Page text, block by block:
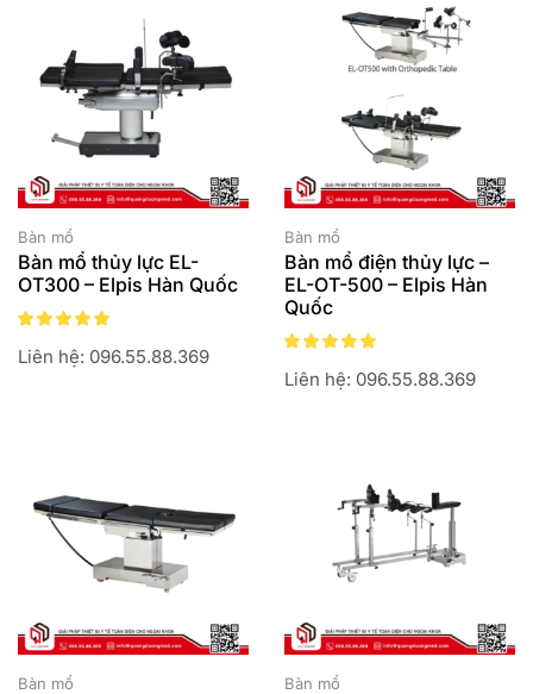
Bàn mổ
Bàn mổ thủy lực EL-
OT300 – Elpis Hàn Quốc
Liên hệ: 096.55.88.369
Bàn mổ
Bàn mổ điện thủy lực –
EL-OT-500 – Elpis Hàn
Quốc
Liên hệ: 096.55.88.369
Bàn mổ Bàn mổ